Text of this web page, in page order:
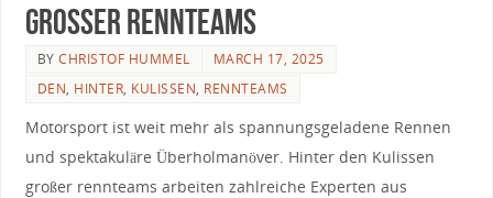
großer Rennteams
BYCHRISTOF HUMMEL
MARCH 17, 2025
DEN, HINTER, KULISSEN, RENNTEAMS
Motorsport ist weit mehr‍ als spannungsgeladene Rennen
und spektakuläre Überholmanöver. Hinter⁤ den Kulissen ​
großer ‌rennteams arbeiten zahlreiche Experten aus